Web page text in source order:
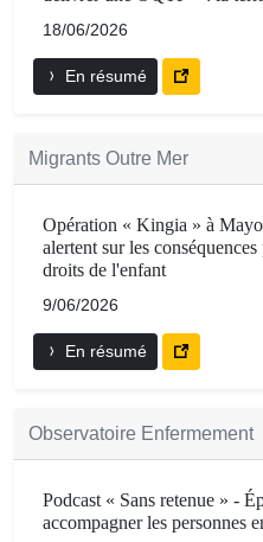
18/06/2026
En résumé
Migrants Outre Mer
Opération « Kingia » à
alertent sur les
droits de l'enfant
9/06/2026
En résumé
Observatoire Enfermement
Podcast « Sans retenue » -
accompagner les personnes